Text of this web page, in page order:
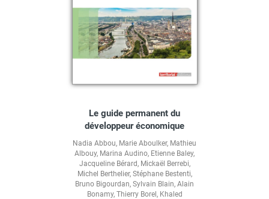
Le guide permanent du
développeur économique
Nadia Abbou, Marie Aboulker, Mathieu
Albouy, Marina Audino, Etienne Baley,
Jacqueline Bérard, Mickaël Berrebi,
Michel Berthelier, Stéphane Bestenti,
Bruno Bigourdan, Sylvain Blain, Alain
Bonamy, Thierry Borel, Khaled